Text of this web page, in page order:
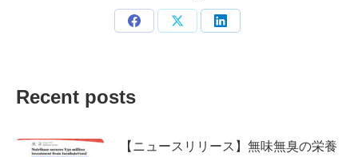
Share Share Share
Recent posts
【ニュースリリース】無味無臭の栄養